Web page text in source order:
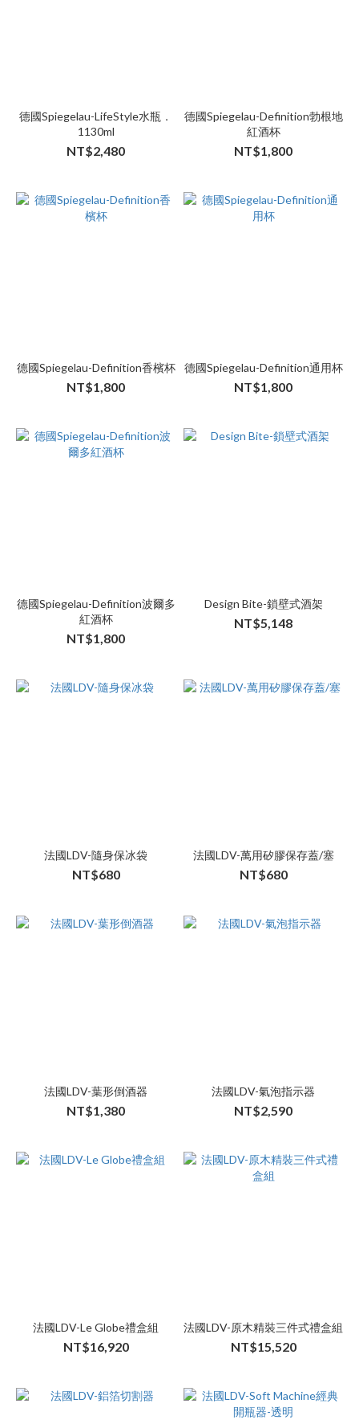
德國Spiegelau-LifeStyle水瓶．
1130ml
NT$2,480
德國Spiegelau-Definition勃根地
紅酒杯
NT$1,800
德國Spiegelau-Definition香檳杯
NT$1,800
德國Spiegelau-Definition通用杯
NT$1,800
德國Spiegelau-Definition波爾多
紅酒杯
NT$1,800
Design Bite-鎖壁式酒架
NT$5,148
法國LDV-隨身保冰袋
NT$680
法國LDV-萬用矽膠保存蓋/塞
NT$680
法國LDV-葉形倒酒器
NT$1,380
法國LDV-氣泡指示器
NT$2,590
法國LDV-Le Globe禮盒組
NT$16,920
法國LDV-原木精裝三件式禮盒組
NT$15,520